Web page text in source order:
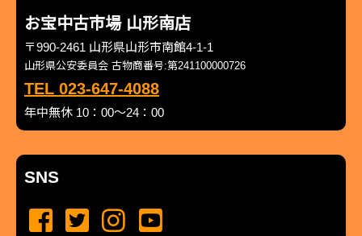
お宝中古市場 山形南店
〒990-2461 山形県山形市南館4-1-1
山形県公安委員会 古物商番号:第241100000726
TEL 023-647-4088
年中無休 10：00～24：00
SNS